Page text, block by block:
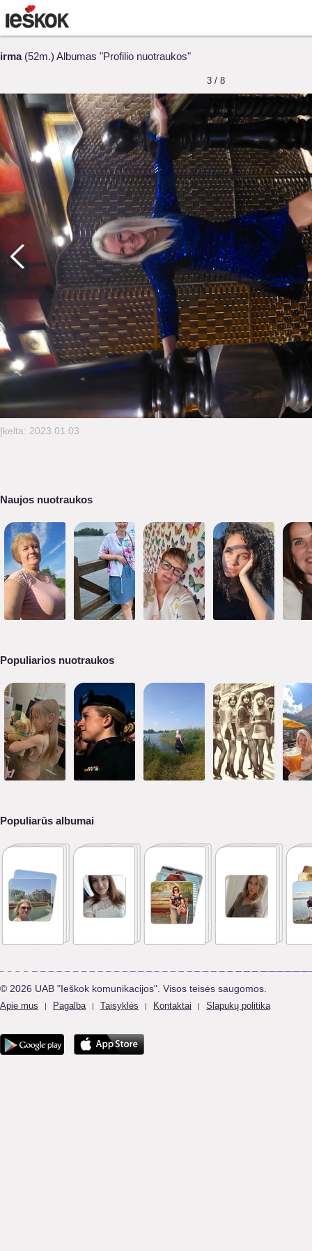
irma(52m.) Albumas "Profilio nuotraukos"
3 / 8
Įkelta: 2023.01.03
Naujos nuotraukos
Populiarios nuotraukos
Populiarūs albumai
© 2026 UAB "Ieškok komunikacijos". Visos teisės saugomos.
Apie mus | Pagalba | Taisyklės | Kontaktai | Slapukų politika